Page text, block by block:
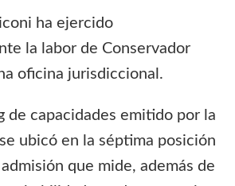
ha ejercido
la labor de Conservador
oficina jurisdiccional.
de capacidades emitido por la
ubicó en la séptima posición
que mide, además de